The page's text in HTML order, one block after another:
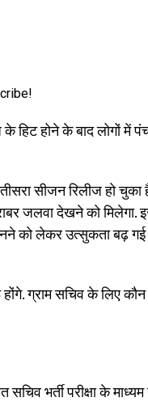
होने के बाद लोगों में
सीजन रिलीज हो
जलवा देखने को मिलेगा.
को लेकर उत्सुकता बढ़
ग्राम सचिव के लिए कौन
भर्ती परीक्षा के